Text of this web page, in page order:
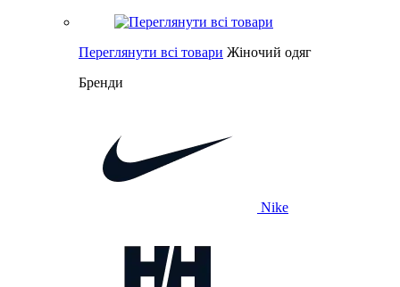
Переглянути всі товари Жіночий одяг
Бренди
Nike